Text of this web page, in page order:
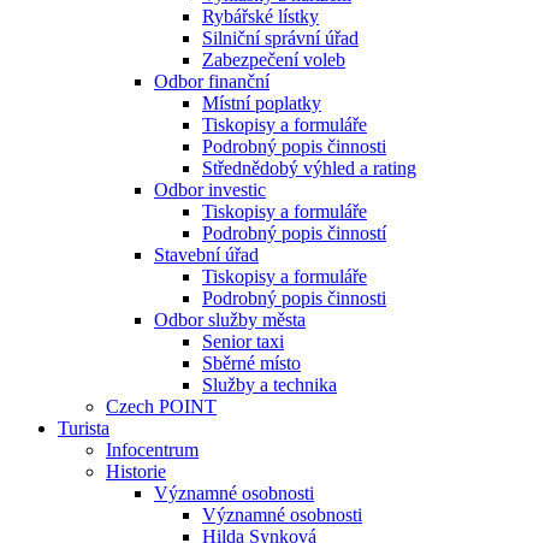
Rybářské lístky
Silniční správní úřad
Zabezpečení voleb
Odbor finanční
Místní poplatky
Tiskopisy a formuláře
Podrobný popis činnosti
Střednědobý výhled a rating
Odbor investic
Tiskopisy a formuláře
Podrobný popis činností
Stavební úřad
Tiskopisy a formuláře
Podrobný popis činnosti
Odbor služby města
Senior taxi
Sběrné místo
Služby a technika
Czech POINT
Turista
Infocentrum
Historie
Významné osobnosti
Významné osobnosti
Hilda Synková